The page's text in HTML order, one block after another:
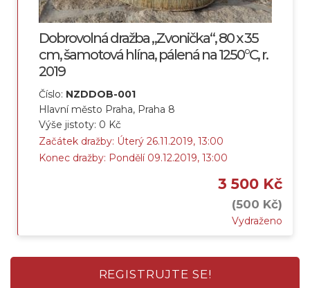
Dobrovolná dražba „Zvonička“, 80 x 35
cm, šamotová hlína, pálená na 1250°C, r.
2019
Číslo: NZDDOB-001
Hlavní město Praha, Praha 8
Výše jistoty: 0 Kč
Začátek dražby: Úterý 26.11.2019, 13:00
Konec dražby: Pondělí 09.12.2019, 13:00
3 500 Kč
(500 Kč)
Vydraženo
REGISTRUJTE SE!